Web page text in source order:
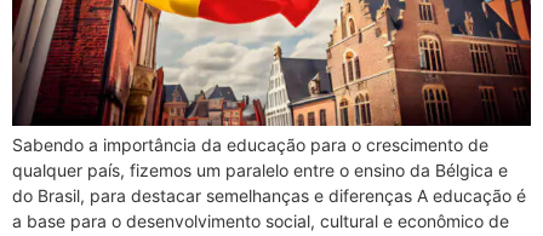
Sabendo a importância da educação para o crescimento de
qualquer país, fizemos um paralelo entre o ensino da Bélgica e
do Brasil, para destacar semelhanças e diferenças A educação é
a base para o desenvolvimento social, cultural e econômico de